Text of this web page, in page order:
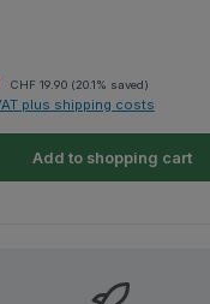
Regular price:
CHF 19.90 (20.1% saved)
plus shipping costs
Add to shopping cart